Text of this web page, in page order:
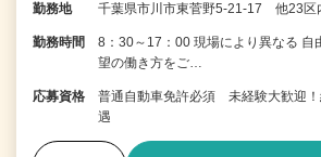
勤務地 千葉県市川市東菅野5-21-17 他23区
勤務時間
8：30～17：00 現場により異なる
望の働き方をご…
応募資格
普通自動車免許必須 未経験大歓迎
遇